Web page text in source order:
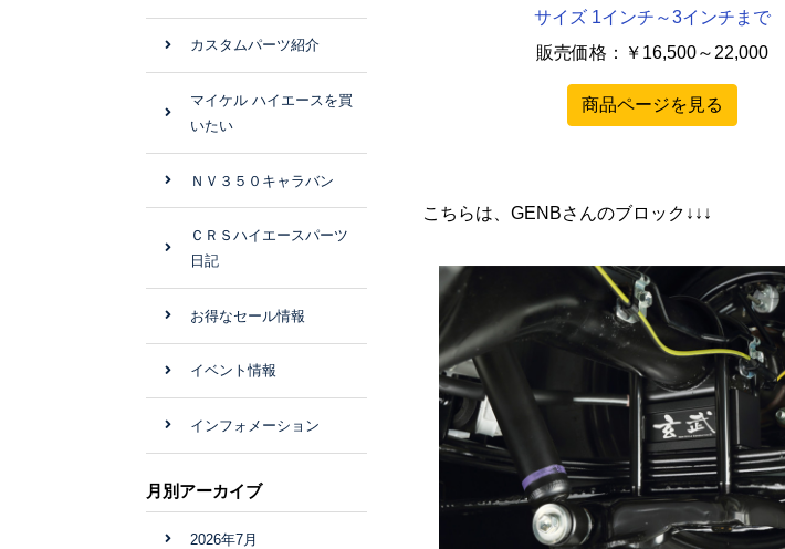
サイズ 1インチ～3インチまで
販売価格：
￥ 16,500～22,000
商品ページを見る
こちらは、GENBさんのブロック↓↓↓
カスタムパーツ紹介
マイケル ハイエースを買
いたい
ＮＶ３５０キャラバン
ＣＲＳハイエースパーツ
日記
お得なセール情報
イベント情報
インフォメーション
月別アーカイブ
2026年7月